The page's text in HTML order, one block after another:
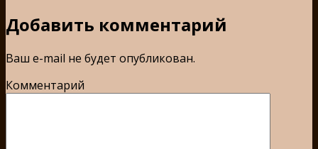
Добавить комментарий
Ваш e-mail не будет опубликован.
Комментарий